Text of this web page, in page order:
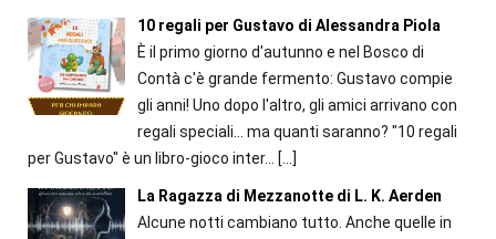
10 regali per Gustavo di Alessandra Piola
È il primo giorno d'autunno e nel Bosco di
Contà c'è grande fermento: Gustavo compie
gli anni! Uno dopo l'altro, gli amici arrivano con
regali speciali... ma quanti saranno? "10 regali
per Gustavo" è un libro-gioco inter... […]
La Ragazza di Mezzanotte di L. K. Aerden
Alcune notti cambiano tutto. Anche quelle in